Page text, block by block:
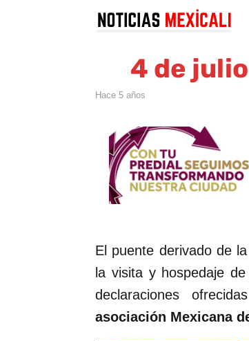
4 de
hace 5 años
El puente derivado de
la visita y hospedaje
declaraciones
asociación Mexicana